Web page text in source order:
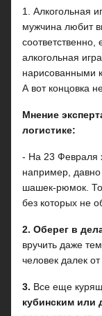
1. Алкогольная
мужчина любит
алкогольная
нарисованными
А вот концовка
Мнение
логистике:
- На 23 Февраля
например,
шашек-рюмок. То,
без которых не
2. Оберег в
вручить даже
человек далек
3. Все еще
кубинским или